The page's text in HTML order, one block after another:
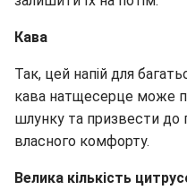
Кава
Так, цей напій для
кава натщесерце може
шлунку та призвести до
власного комфорту.
Велика кількість